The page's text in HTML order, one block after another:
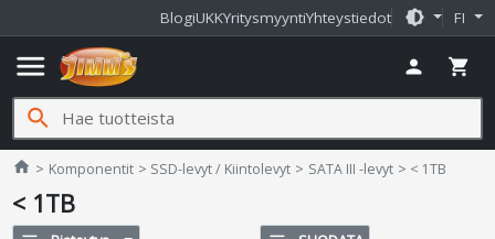
BlogiUKKYritysmyyntiYhteystiedot brightness_medium FI
menu person shopping_cart
search
home Jimms.fi
Komponentit SSD-levyt / Kiintolevyt SATA III -levyt < 1TB
< 1TB